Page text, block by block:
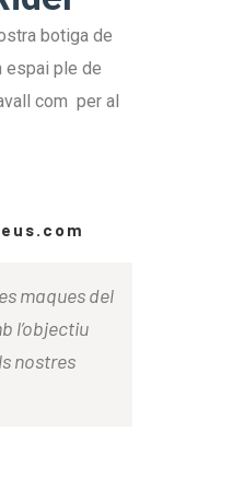
maques del
l’objectiu
nostres
botiga de
espai ple de
com per al